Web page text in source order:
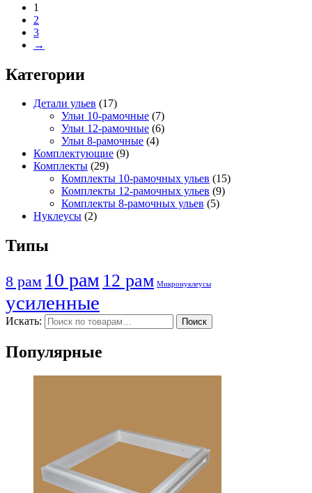
1
2
3
→
Категории
Детали ульев (17)
Ульи 10-рамочные (7)
Ульи 12-рамочные (6)
Ульи 8-рамочные (4)
Комплектующие (9)
Комплекты (29)
Комплекты 10-рамочных ульев (15)
Комплекты 12-рамочных ульев (9)
Комплекты 8-рамочных ульев (5)
Нуклеусы (2)
Типы
8 рам 10 рам 12 рам Микронуклеусы
усиленные
Искать: Поиск
Популярные